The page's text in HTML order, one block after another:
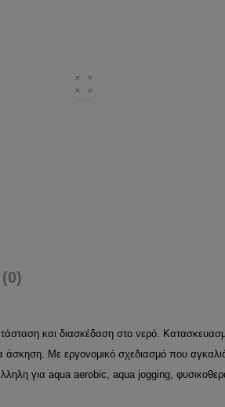
και διασκέδαση στο νερό.
Με εργονομικό σχεδιασμό που
για aqua aerobic, aqua jogging,